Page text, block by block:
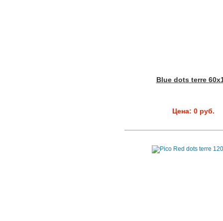
Blue dots terre
Цена: 0 руб.